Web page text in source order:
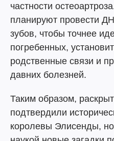
частности
планируют провести
зубов, чтобы точнее
погребенных,
родственные связи и
давних болезней.
Таким образом,
подтвердили
королевы Элисенды,